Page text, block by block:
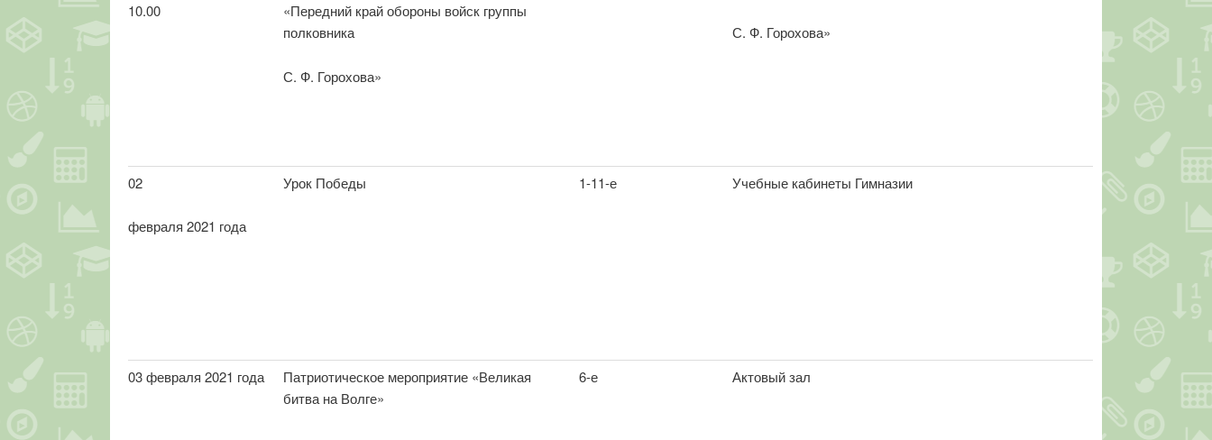
10.00
«Передний край обороны войск группы
полковника
С. Ф. Горохова»
С. Ф. Горохова»
02
февраля 2021 года
Урок Победы 1-11-е Учебные кабинеты Гимназии
03 февраля 2021 года
Патриотическое мероприятие «Великая
битва на Волге»
6-е Актовый зал